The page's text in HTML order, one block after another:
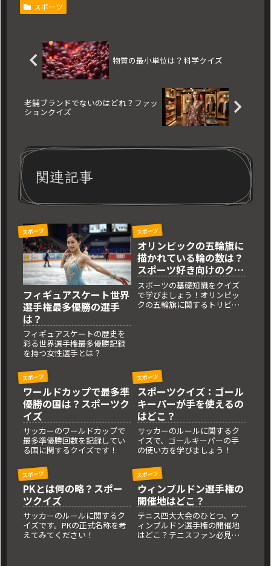
スポーツ
物質の最小単位は？科学クイズ
老舗ブランドでないのはどれ？ファッ
ションクイズ
関連記事
スポーツ
フィギュアスケート世界
選手権最多優勝の選手
は？
フィギュアスケートの歴史を
彩る世界選手権最多優勝記録
を持つ女性選手とは？
スポーツ
オリンピックの五輪旗に
描かれている輪の数は？
スポーツ好き向けのクイ
ズ
スポーツの基礎知識をクイズ
で学びましょう！オリンピッ
クの五輪旗に関するトリビア
スポーツ
ワールドカップで最多準
優勝の国は？スポーツク
イズ
サッカーのワールドカップで
最多準優勝回数を記録してい
る国に関するクイズです！
スポーツ
スポーツクイズ：ゴール
キーパーが手を使えるの
はどこ？
サッカーのルールに関するク
イズで、ゴールキーパーの手
の使い方を学びましょう！
スポーツ
PKとは何の略？スポー
ツクイズ
サッカーのルールに関するク
イズです。PKの正式名称を考
えてみてください！
スポーツ
ウィンブルドン選手権の
開催地はどこ？
テニス四大大会のひとつ、ウ
ィンブルドン選手権の開催地
はどこ？テニスファン必見の